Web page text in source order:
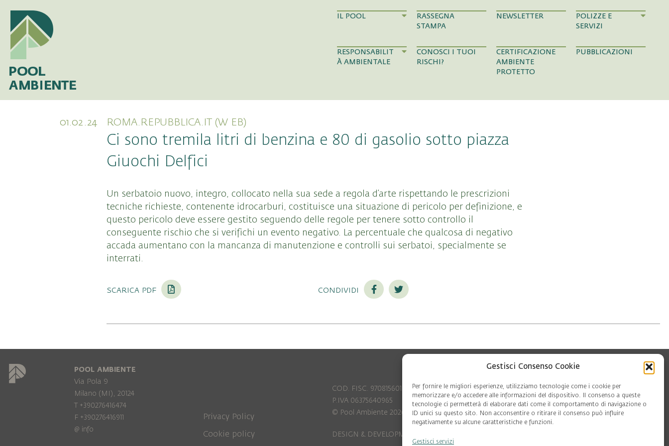
Gestisci Consenso Cookie
Per fornire le migliori esperienze, utilizziamo tecnologie come i cookie per
memorizzare e/o accedere alle informazioni del dispositivo. Il consenso a queste
tecnologie ci permetterà di elaborare dati come il comportamento di navigazione o
ID unici su questo sito. Non acconsentire o ritirare il consenso può influire
negativamente su alcune caratteristiche e funzioni.
Gestisci servizi
IL POOL
RASSEGNA
STAMPA
NEWSLETTER
POLIZZE E
SERVIZI
RESPONSABILIT
À AMBIENTALE
CONOSCI I TUOI
RISCHI?
CERTIFICAZIONE
AMBIENTE
PROTETTO
PUBBLICAZIONI
01.02.24 ROMA.REPUBBLICA.IT (W EB)
Ci sono tremila litri di benzina e 80 di gasolio sotto piazza
Giuochi Delfici
Un serbatoio nuovo, integro, collocato nella sua sede a regola d’arte rispettando le prescrizioni
tecniche richieste, contenente idrocarburi, costituisce una situazione di pericolo per definizione, e
questo pericolo deve essere gestito seguendo delle regole per tenere sotto controllo il
conseguente rischio che si verifichi un evento negativo. La percentuale che qualcosa di negativo
accada aumentano con la mancanza di manutenzione e controlli sui serbatoi, specialmente se
interrati.
scarica pdf condividi
POOL AMBIENTE
Via Pola 9
Milano (MI), 20124
T +390276416474
F +390276416911
@ info
Privacy Policy
Cookie policy
COD. FISC. 97081560159
P.IVA 06375640965
© Pool Ambiente 2026
DESIGN & DEVELOPMENT by